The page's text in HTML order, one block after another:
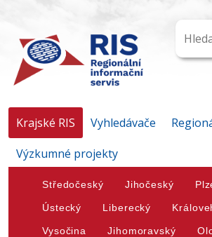
Krajské RIS Vyhledávače
Výzkumné projekty
Středočeský Jihočeský
Ústecký Liberecký
Vysočina Jihomoravský